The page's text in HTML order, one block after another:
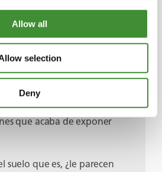
Allow all
selection
Deny
que tenemos que hacer
La forma en que yo gestiono
de esto, tanto porque el
almacenar carbono. La
agrícolas han perdido la
que tenían cuando
Esto es fundamental
que acaba de exponer
suelo que es, ¿le parecen